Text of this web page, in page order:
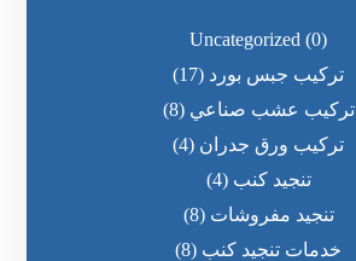
Uncategorized (0)
تركيب جبس بورد (17)
تركيب عشب صناعي (8)
تركيب ورق جدران (4)
تنجيد كنب (4)
تنجيد مفروشات (8)
خدمات تنجيد كنب (8)